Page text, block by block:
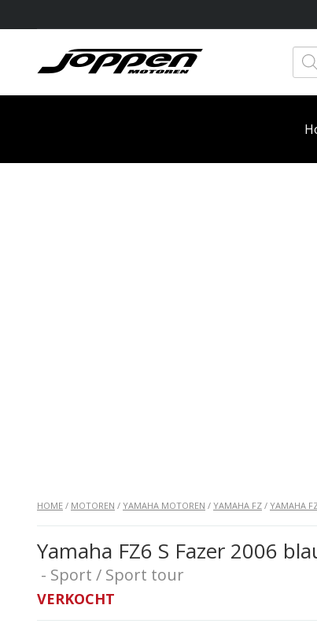
HOME / MOTOREN / YAMAHA MOTOREN / YAMAHA FZ / YAMAHA
Yamaha FZ6 S Fazer 2006
- Sport / Sport tour
VERKOCHT